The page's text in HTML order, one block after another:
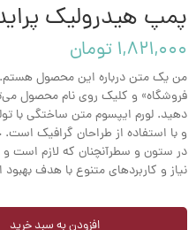
پمپ هیدرولیک
۱,۸۲۱,۰۰۰ تومان
من یک متن درباره این محصول
فروشگاه» و کلیک روی نام محصول
دهید. لورم ایپسوم متن ساختگی با
و با استفاده از طراحان گرافیک است.
در ستون و سطرآنچنان که لازم است و
نیاز و کاربردهای متنوع با هدف بهبود